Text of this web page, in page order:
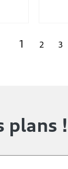
1 2 3
plans !